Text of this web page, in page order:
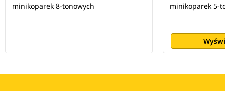
minikoparek 8-tonowych
minikoparek 5-